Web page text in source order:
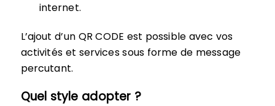
internet.
L’ajout d’un QR CODE est possible avec vos
activités et services sous forme de message
percutant.
Quel style adopter ?